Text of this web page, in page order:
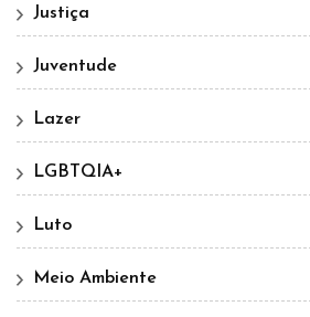
Justiça
Juventude
Lazer
LGBTQIA+
Luto
Meio Ambiente